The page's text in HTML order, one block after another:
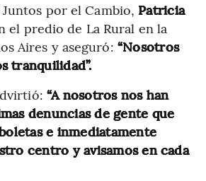
por el Cambio, Patricia
el predio de La Rural en la
Aires y aseguró: “Nosotros
tranquilidad”.
“A nosotros nos han
denuncias de gente que
e inmediatamente
centro y avisamos en cada